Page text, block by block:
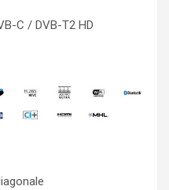
C / DVB-T2 HD